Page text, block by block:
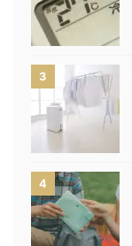
3
4